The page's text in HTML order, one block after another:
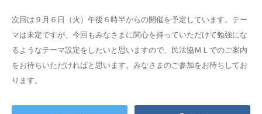
次回は９月６日（火）午後６時半からの開催を予定しています。テー
マは未定ですが、今回もみなさまに関心を持っていただけて勉強にな
るようなテーマ設定をしたいと思いますので、民法協ＭＬでのご案内
をお待ちいただければと思います。みなさまのご参加をお待ちしてお
ります。